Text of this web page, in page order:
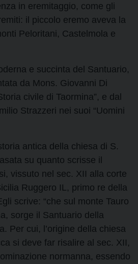
in eremitaggio, come gli
il piccolo eremo aveva la
Peloritani, Castelmola e
e succinta del Santuario,
da Mons. Giovanni Di
civile di Taormina”, e dal
Strazzeri nei suoi “Uomini
antica della chiesa di S.
su quanto scrisse il
vissuto nel sec. XII alla corte
Ruggero IL, primo re della
scrive: “che sul monte Tauro
sorge il Santuario della
Per cui, l’origine della chiesa
si deve far risalire al sec. XII,
normanna, essendo